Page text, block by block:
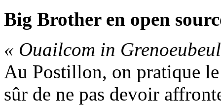
Big Brother en open
« Ouailcom in
Au Postillon, on pratique
sûr de ne pas devoir